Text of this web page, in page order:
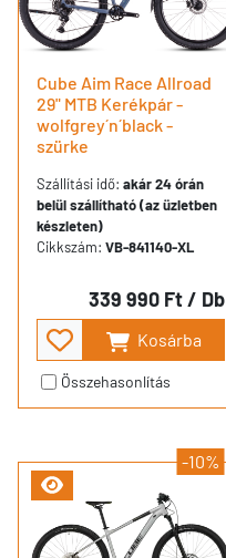
Cube Aim Race Allroad
29" MTB Kerékpár -
wolfgrey´n´black -
szürke
Szállítási idő: akár 24 órán
belül szállítható (az üzletben
készleten)
Cikkszám: VB-841140-XL
339 990 Ft/ Db
Kosárba
Összehasonlítás
-10%